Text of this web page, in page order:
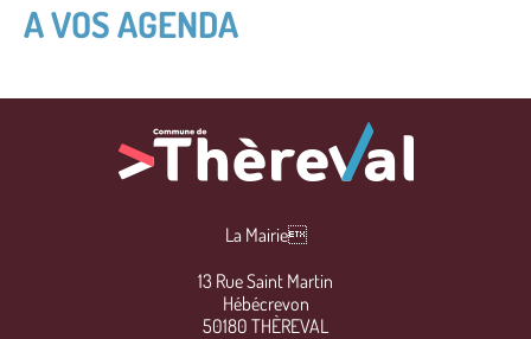
A VOS AGENDA
La Mairie
13 Rue Saint Martin
Hébécrevon
50180 THÈREVAL